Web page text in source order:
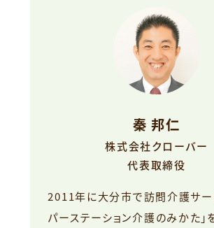
秦 邦仁
株式会社クローバー
代表取締役
2011年に大分市で訪問介護サー
パーステーション介護のみかた」